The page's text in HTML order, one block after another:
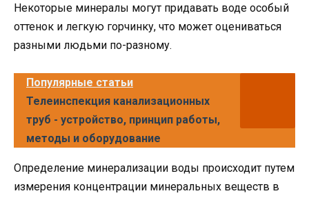
Некоторые минералы могут придавать воде особый
оттенок и легкую горчинку, что может оцениваться
разными людьми по-разному.
Популярные статьи
Телеинспекция канализационных
труб - устройство, принцип работы,
методы и оборудование
Определение минерализации воды происходит путем
измерения концентрации минеральных веществ в